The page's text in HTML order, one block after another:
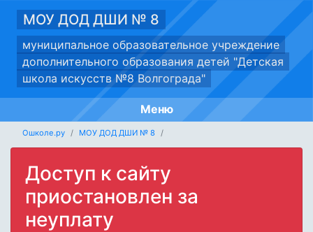
МОУ ДОД ДШИ № 8
муниципальное образовательное учреждение
дополнительного образования детей "Детская
школа искусств №8 Волгограда"
Меню
Ошколе.ру МОУ ДОД ДШИ № 8
Доступ к сайту
приостановлен за
неуплату